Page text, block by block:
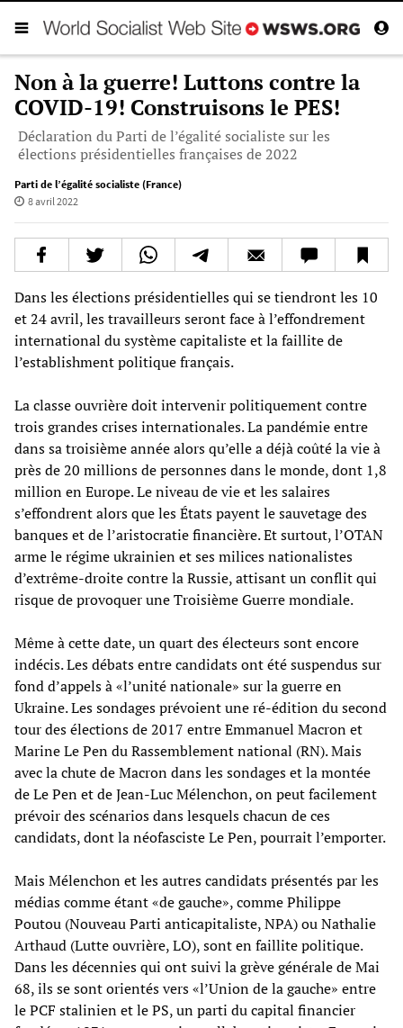
Non à la guerre! Luttons contre la
COVID-19! Construisons le PES!
Déclaration du Parti de l’égalité socialiste sur les
élections présidentielles françaises de 2022
Parti de l’égalité socialiste (France)
8 avril 2022
Dans les élections présidentielles qui se tiendront les 10
et 24 avril, les travailleurs seront face à l’effondrement
international du système capitaliste et la faillite de
l’establishment politique français.
La classe ouvrière doit intervenir politiquement contre
trois grandes crises internationales. La pandémie entre
dans sa troisième année alors qu’elle a déjà coûté la vie à
près de 20 millions de personnes dans le monde, dont 1,8
million en Europe. Le niveau de vie et les salaires
s’effondrent alors que les États payent le sauvetage des
banques et de l’aristocratie financière. Et surtout, l’OTAN
arme le régime ukrainien et ses milices nationalistes
d’extrême-droite contre la Russie, attisant un conflit qui
risque de provoquer une Troisième Guerre mondiale.
Même à cette date, un quart des électeurs sont encore
indécis. Les débats entre candidats ont été suspendus sur
fond d’appels à «l’unité nationale» sur la guerre en
Ukraine. Les sondages prévoient une ré-édition du second
tour des élections de 2017 entre Emmanuel Macron et
Marine Le Pen du Rassemblement national (RN). Mais
avec la chute de Macron dans les sondages et la montée
de Le Pen et de Jean-Luc Mélenchon, on peut facilement
prévoir des scénarios dans lesquels chacun de ces
candidats, dont la néofasciste Le Pen, pourrait l’emporter.
Mais Mélenchon et les autres candidats présentés par les
médias comme étant «de gauche», comme Philippe
Poutou (Nouveau Parti anticapitaliste, NPA) ou Nathalie
Arthaud (Lutte ouvrière, LO), sont en faillite politique.
Dans les décennies qui ont suivi la grève générale de Mai
68, ils se sont orientés vers «l’Union de la gauche» entre
le PCF stalinien et le PS, un parti du capital financier